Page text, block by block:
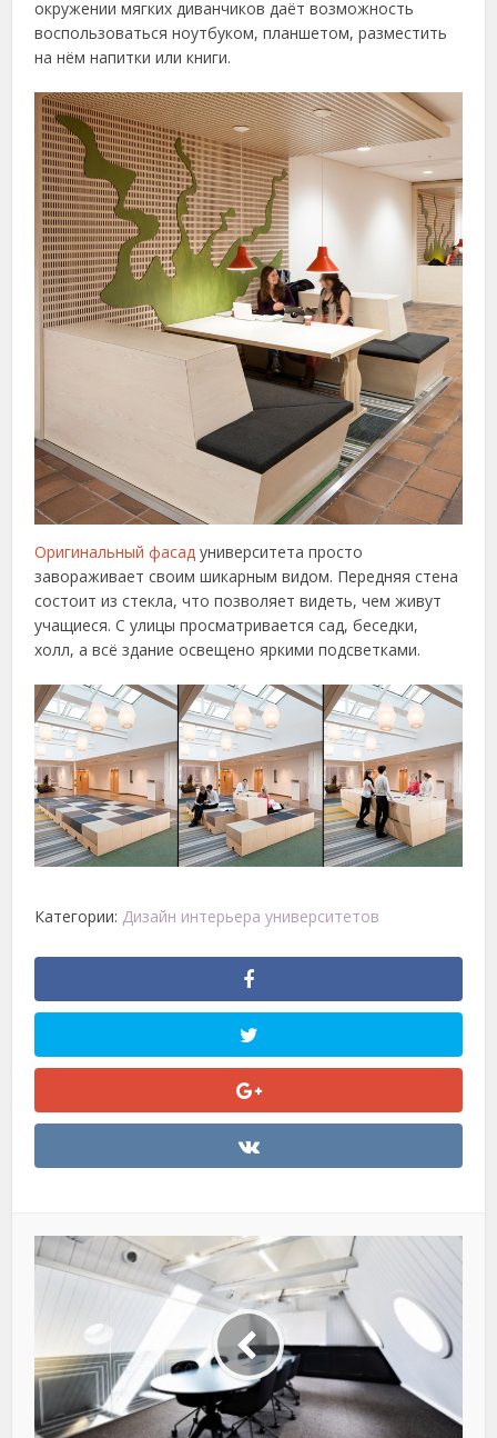
окружении мягких диванчиков даёт возможность
воспользоваться ноутбуком, планшетом, разместить
на нём напитки или книги.
Оригинальный фасад университета просто
завораживает своим шикарным видом. Передняя стена
состоит из стекла, что позволяет видеть, чем живут
учащиеся. С улицы просматривается сад, беседки,
холл, а всё здание освещено яркими подсветками.
Категории: Дизайн интерьера университетов